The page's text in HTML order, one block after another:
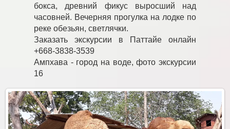
бокса, древний фикус выросший над
часовней. Вечерняя прогулка на лодке по
реке обезьян, светлячки.
Заказать экскурсии в Паттайе онлайн
+668-3838-3539
Ампхава - город на воде, фото экскурсии
16